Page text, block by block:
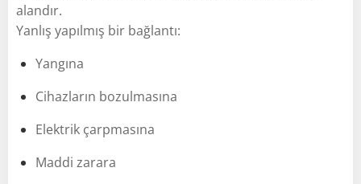
alandır.
Yanlış yapılmış bir bağlantı:
Yangına
Cihazların bozulmasına
Elektrik çarpmasına
Maddi zarara